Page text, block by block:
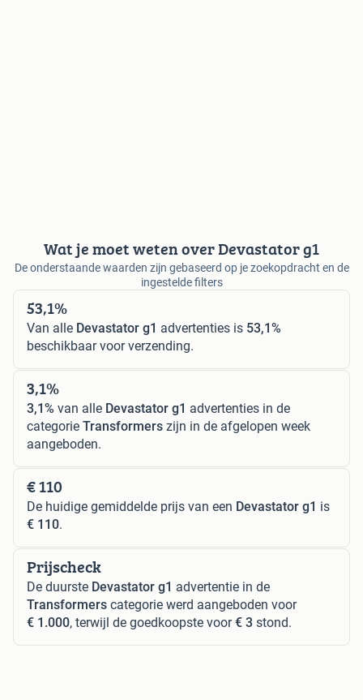
Wat je moet weten over Devastator g1
De onderstaande waarden zijn gebaseerd op je zoekopdracht en de
ingestelde filters
53,1%
Van alle Devastator g1 advertenties is 53,1%
beschikbaar voor verzending.
3,1%
3,1% van alle Devastator g1 advertenties in de
categorie Transformers zijn in de afgelopen week
aangeboden.
€ 110
De huidige gemiddelde prijs van een Devastator g1 is
€ 110.
Prijscheck
De duurste Devastator g1 advertentie in de
Transformers categorie werd aangeboden voor
€ 1.000, terwijl de goedkoopste voor€ 3 stond.